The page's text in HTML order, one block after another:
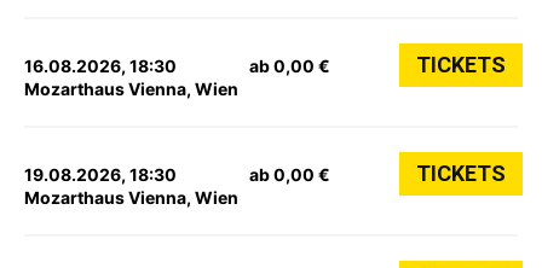
16.08.2026, 18:30
Mozarthaus Vienna, Wien
ab 0,00 € TICKETS
19.08.2026, 18:30
Mozarthaus Vienna, Wien
ab 0,00 € TICKETS